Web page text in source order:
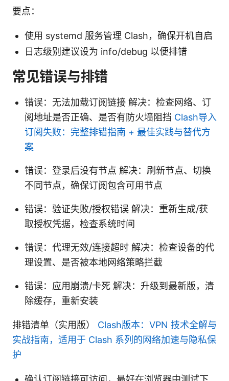
要点：
使用 systemd 服务管理 Clash，确保开机自启
日志级别建议设为 info/debug 以便排错
常见错误与排错
错误：无法加载订阅链接 解决：检查网络、订
阅地址是否正确、是否有防火墙阻挡 Clash导入
订阅失败：完整排错指南 + 最佳实践与替代方
案
错误：登录后没有节点 解决：刷新节点、切换
不同节点，确保订阅包含可用节点
错误：验证失败/授权错误 解决：重新生成/获
取授权凭据，检查系统时间
错误：代理无效/连接超时 解决：检查设备的代
理设置、是否被本地网络策略拦截
错误：应用崩溃/卡死 解决：升级到最新版，清
除缓存，重新安装
排错清单（实用版） Clash版本：VPN 技术全解与
实战指南，适用于 Clash 系列的网络加速与隐私保
护